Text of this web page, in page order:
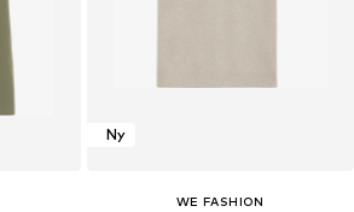
Ny
WE FASHION